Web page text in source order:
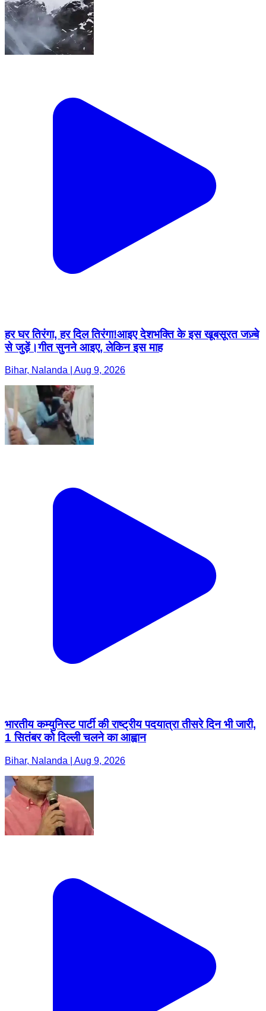
हर घर तिरंगा, हर दिल तिरंगा!आइए देशभक्ति के इस खूबसूरत जज़्बे
से जुड़ें।गीत सुनने आइए, लेकिन इस माह
Bihar, Nalanda | Aug 9, 2026
भारतीय कम्युनिस्ट पार्टी की राष्ट्रीय पदयात्रा तीसरे दिन भी जारी,
1 सितंबर को दिल्ली चलने का आह्वान
Bihar, Nalanda | Aug 9, 2026